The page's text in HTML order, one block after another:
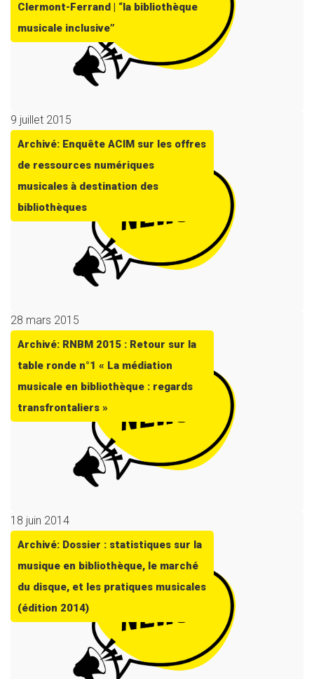
Clermont-Ferrand | “la bibliothèque
musicale inclusive”
9 juillet 2015
Archivé: Enquête ACIM sur les offres
de ressources numériques
musicales à destination des
bibliothèques
28 mars 2015
Archivé: RNBM 2015 : Retour sur la
table ronde n°1 « La médiation
musicale en bibliothèque : regards
transfrontaliers »
18 juin 2014
Archivé: Dossier : statistiques sur la
musique en bibliothèque, le marché
du disque, et les pratiques musicales
(édition 2014)